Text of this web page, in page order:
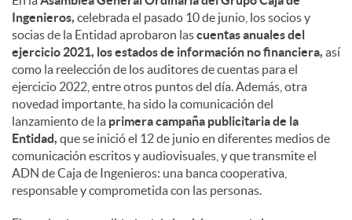
Ingenieros, celebrada el pasado 10 de junio, los socios y
socias de la Entidad aprobaron lascuentas anuales del
ejercicio 2021, los estados de información no financiera, así
como la reelección de los auditores de cuentas para el
ejercicio 2022, entre otros puntos del día. Además, otra
novedad importante, ha sido la comunicación del
lanzamiento de la primera campaña publicitaria de la
Entidad, que se inició el 12 de junio en diferentes medios de
comunicación escritos y audiovisuales, y que transmite el
ADN de Caja de Ingenieros: una banca cooperativa,
responsable y comprometida con las personas.